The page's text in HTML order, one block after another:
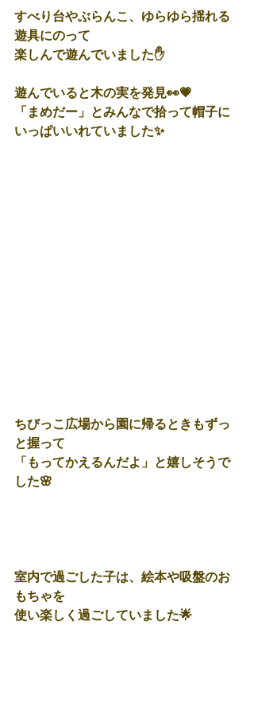
すべり台やぶらんこ、ゆらゆら揺れる
遊具にのって
楽しんで遊んでいました✋
遊んでいると木の実を発見👀💗
「まめだー」とみんなで拾って帽子に
いっぱいいれていました✨
ちびっこ広場から園に帰るときもずっ
と握って
「もってかえるんだよ」と嬉しそうで
した🌸
室内で過ごした子は、絵本や吸盤のお
もちゃを
使い楽しく過ごしていました🌟